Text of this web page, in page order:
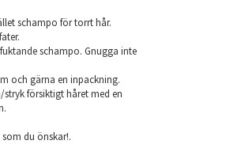
schampo för torrt hår.
schampo. Gnugga inte
och gärna en inpackning.
försiktigt håret med en
du önskar!.